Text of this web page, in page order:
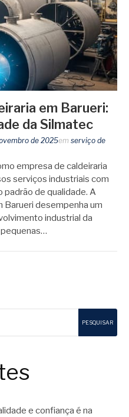
em Barueri:
da Silmatec
de 2025em serviço de
empresa de caldeiraria
serviços industriais com
de qualidade. A
Barueri desempenha um
industrial da
PESQUISAR
e confiança é na